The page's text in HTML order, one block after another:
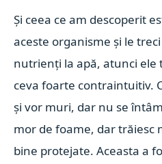
Și ceea ce am descoperit
aceste organisme și le
nutrienți la apă, atunci ele
ceva foarte contraintuitiv.
și vor muri, dar nu se
mor de foame, dar trăiesc
bine protejate. Aceasta a